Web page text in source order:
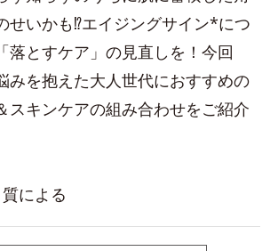
せいかも⁉エイジングサイン*につ
落とすケア」の見直しを！今回
みを抱えた大人世代におすすめの
スキンケアの組み合わせをご紹介
による